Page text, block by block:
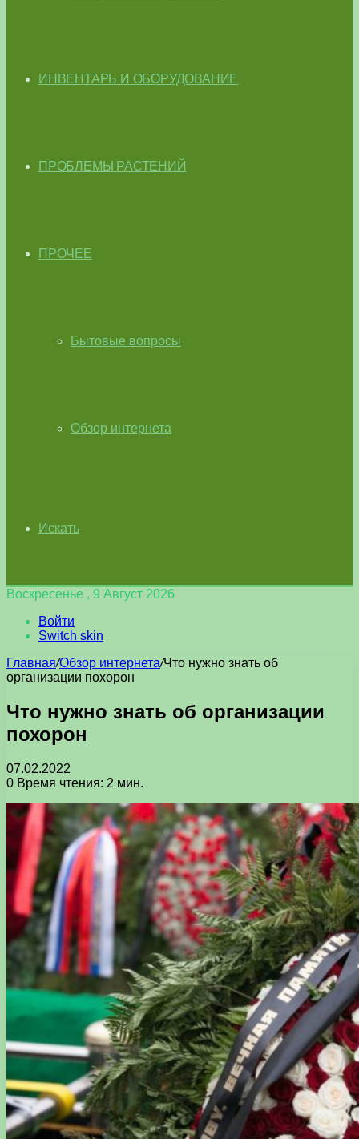
ИНВЕНТАРЬ И ОБОРУДОВАНИЕ
ПРОБЛЕМЫ РАСТЕНИЙ
ПРОЧЕЕ
Бытовые вопросы
Обзор интернета
Искать
Воскресенье , 9 Август 2026
Войти
Switch skin
Главная/Обзор интернета/Что нужно знать об
организации похорон
Что нужно знать об организации
похорон
07.02.2022
0 Время чтения: 2 мин.